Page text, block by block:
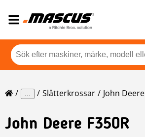
... Slåtterkrossar John Deere
John Deere F350R